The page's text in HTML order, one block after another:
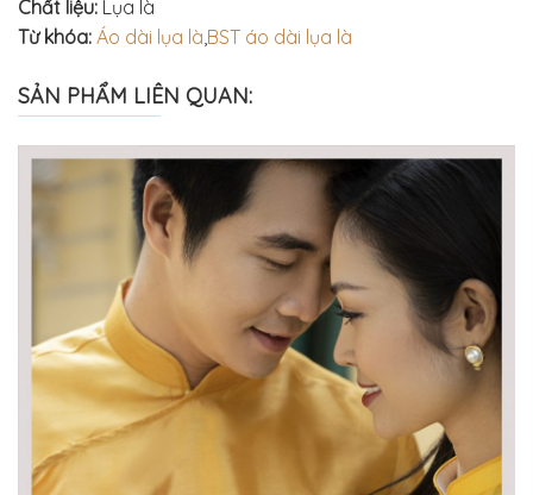
Chất liệu: Lụa là
Từ khóa: Áo dài lụa là,BST áo dài lụa là
SẢN PHẨM LIÊN QUAN: